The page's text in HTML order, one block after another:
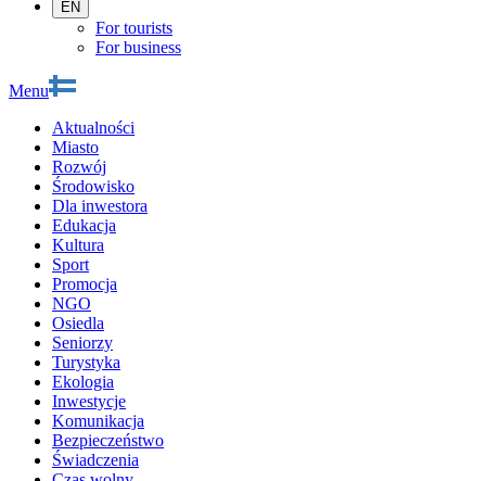
EN
For tourists
For business
Menu
Aktualności
Miasto
Rozwój
Środowisko
Dla inwestora
Edukacja
Kultura
Sport
Promocja
NGO
Osiedla
Seniorzy
Turystyka
Ekologia
Inwestycje
Komunikacja
Bezpieczeństwo
Świadczenia